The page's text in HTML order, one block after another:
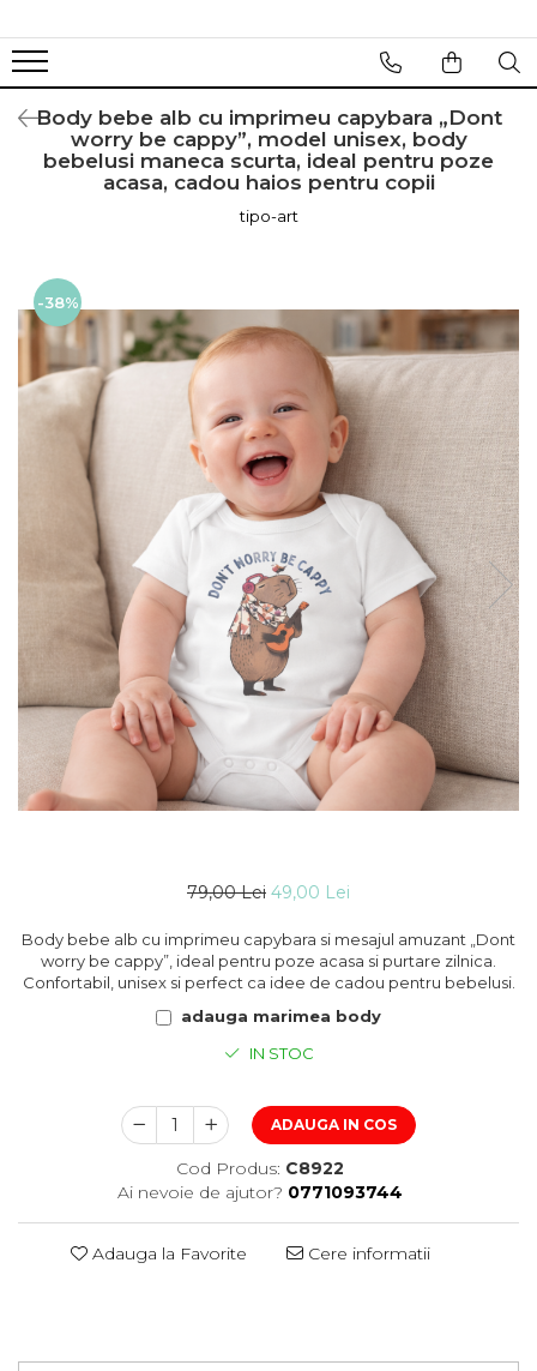
Body bebe alb cu imprimeu capybara „Dont
worry be cappy”, model unisex, body
bebelusi maneca scurta, ideal pentru poze
acasa, cadou haios pentru copii
tipo-art
-38%
79,00 Lei 49,00 Lei
Body bebe alb cu imprimeu capybara si mesajul amuzant „Dont
worry be cappy”, ideal pentru poze acasa si purtare zilnica.
Confortabil, unisex si perfect ca idee de cadou pentru bebelusi.
adauga marimea body
IN STOC
ADAUGA IN COS
Cod Produs: C8922
Ai nevoie de ajutor? 0771093744
Adauga la Favorite Cere informatii